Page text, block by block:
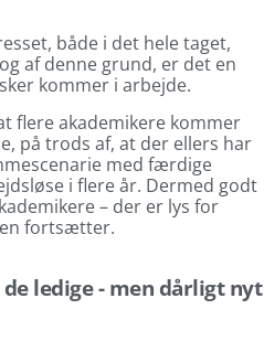
både i det hele taget,
af denne grund, er det en
kommer i arbejde.
flere akademikere kommer
på trods af, at der ellers har
med færdige
i flere år. Dermed godt
– der er lys for
fortsætter.
ledige - men dårligt nyt